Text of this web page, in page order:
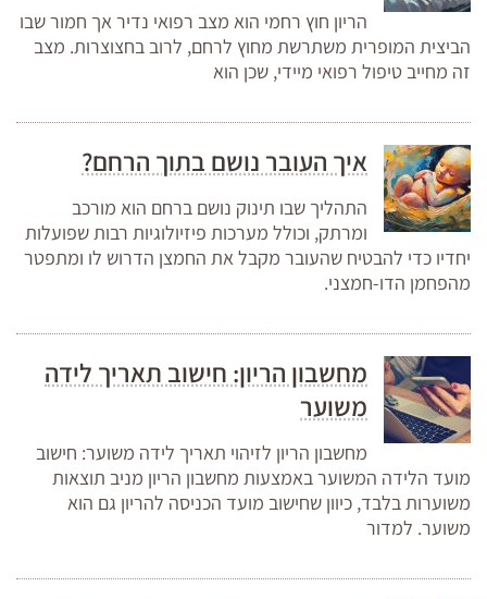
הריון חוץ רחמי הוא מצב רפואי נדיר אך חמור שבו
הביצית המופרית משתרשת מחוץ לרחם, לרוב בחצוצרות. מצב
זה מחייב טיפול רפואי מיידי, שכן הוא
איך העובר נושם בתוך הרחם?
התהליך שבו תינוק נושם ברחם הוא מורכב
ומרתק, וכולל מערכות פיזיולוגיות רבות שפועלות
יחדיו כדי להבטיח שהעובר מקבל את החמצן הדרוש לו ומתפטר
מהפחמן הדו-חמצני.
מחשבון הריון: חישוב תאריך לידה
משוער
מחשבון הריון לזיהוי תאריך לידה משוער: חישוב
מועד הלידה המשוער באמצעות מחשבון הריון מניב תוצאות
משוערות בלבד, כיוון שחישוב מועד הכניסה להריון גם הוא
משוער. למדור